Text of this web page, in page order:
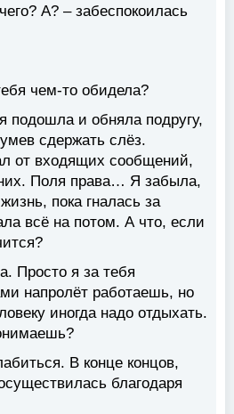
А? – забеспокоилась
чем-то обидела?
подошла и обняла подругу,
сдержать слёз.
от входящих сообщений,
Поля права… Я забыла,
пока гналась за
всё на потом. А что, если
Просто я за тебя
напролёт работаешь, но
иногда надо отдыхать.
В конце концов,
благодаря